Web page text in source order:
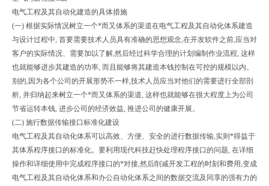
电气工程及其自动化建造的具体措施
(一) 根据实际情况树立一个*而又体系的渠道在电气工程及其自动化体系建造
与设计过程中, 首要需要技术人员具有准确的思想观念,在开发软件之前,应当对
客户的实际情况、需要加以了解,然后经过科学合理的计划编制作业流程, 这样
也就能够进步其建造的功率, 而且能够将其建造本钱控制在可控的规模以内。
别的,因为各个公司的开展形势不一样,技术人员应当对他们的需要进行全部剖
析, 并归纳起来树立一个*而又体系的渠道, 这样也就能够在很大程度上为公司
节省运转本钱, 进步公司的经济效益, 推进公司的健康开展。
(二) 施行数据传输接口标准化建设
电气工程及其自动化体系可以高效、方便、安全的进行数据传输,实则*得益于
其体系程序接口的标准化。要利用现代科技赶快处理程序接口的问题, 在详细
操作和详细使用中完成程序接口的*对接,然后削减开发工程的时刻和费用,变成
电气工程及其自动化体系和办公自动化体系之间的数据交流及同享的强有力的